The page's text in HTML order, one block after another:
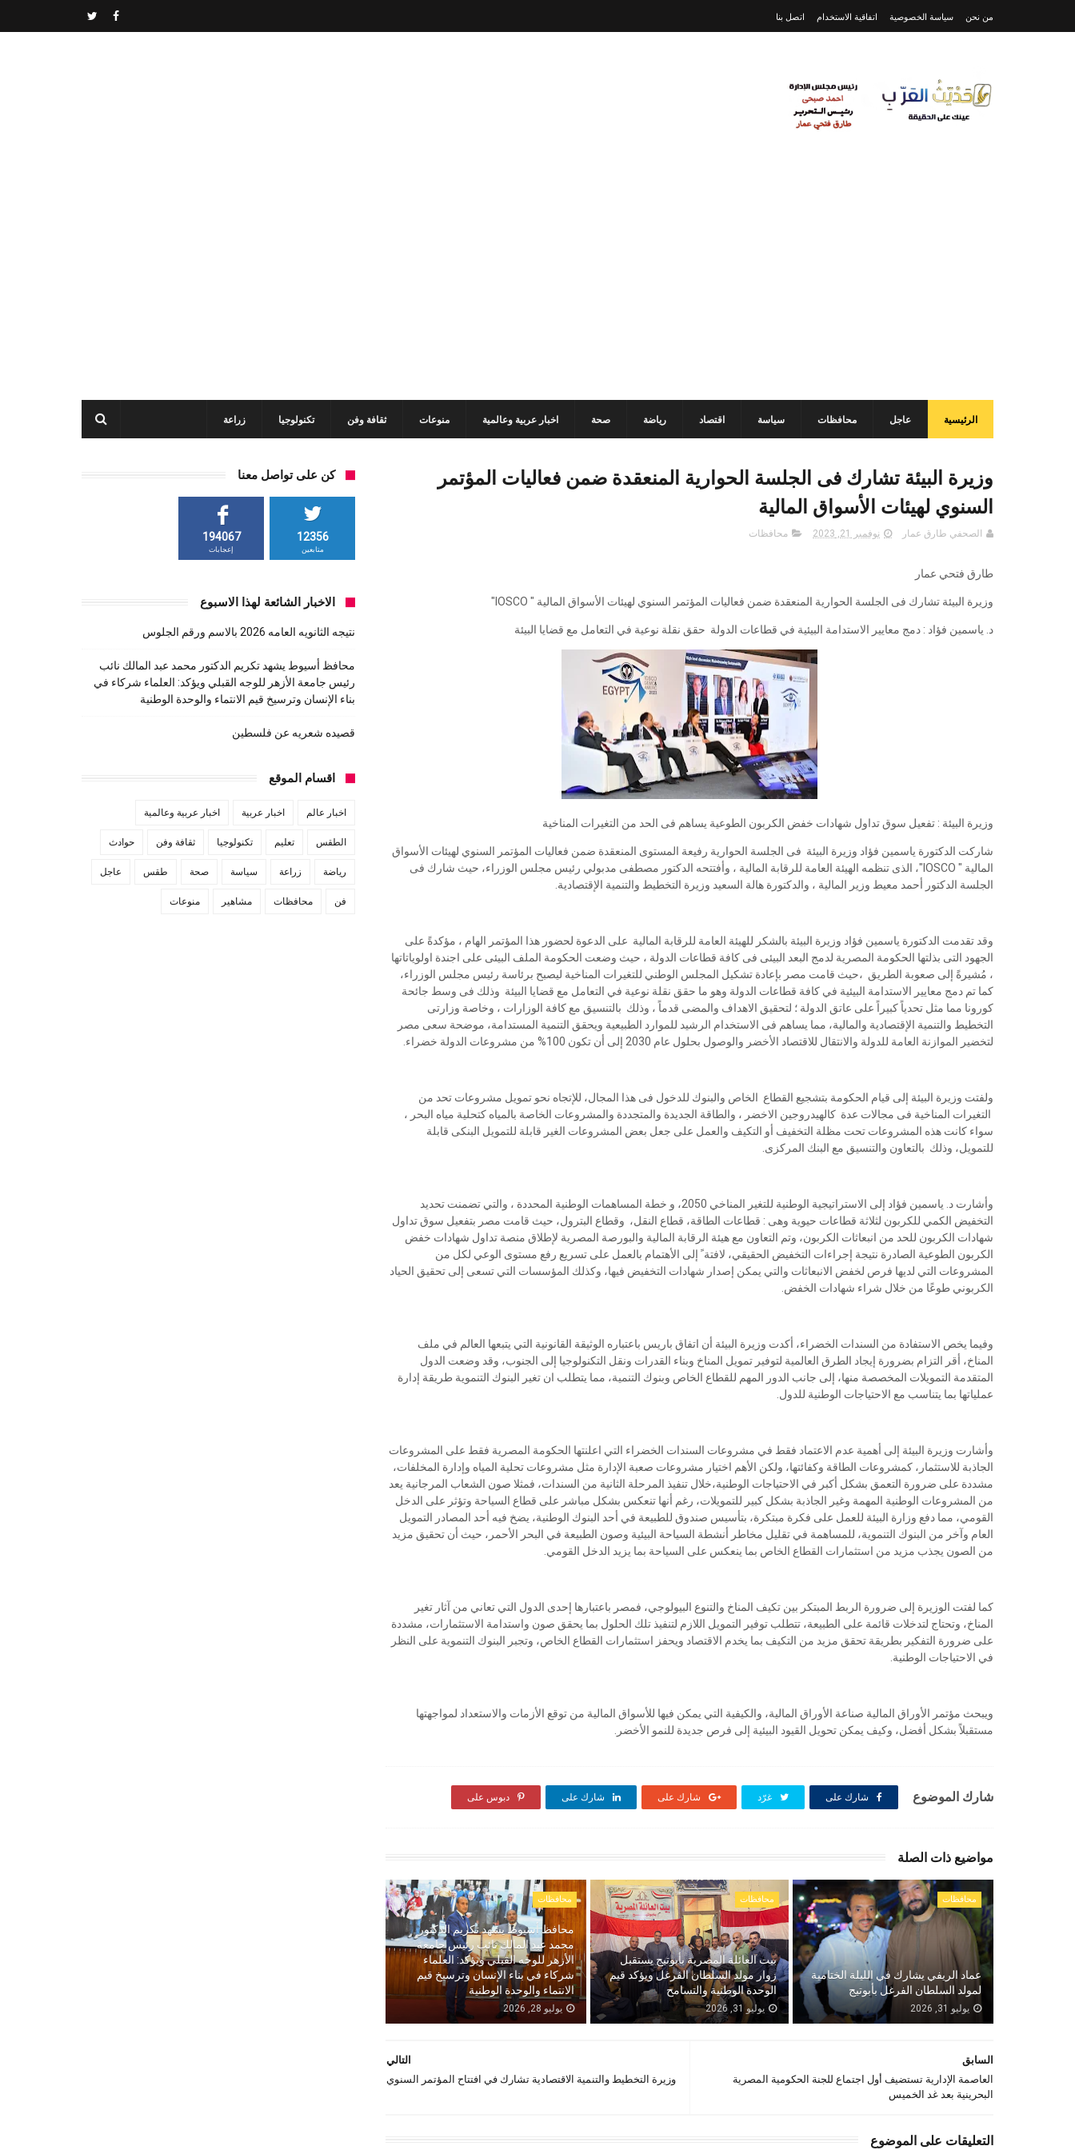
من نحن سياسة الخصوصية اتفاقية الاستخدام اتصل بنا
الرئيسية عاجل محافظات سياسة اقتصاد رياضة صحة اخبار عربية وعالمية منوعات ثقافة وفن تكنولوجيا زراعة
وزيرة البيئة تشارك فى الجلسة الحوارية المنعقدة ضمن فعاليات المؤتمر
السنوي لهيئات الأسواق المالية
الصحفي طارق عمار نوفمبر 21, 2023 محافظات
طارق فتحي عمار
وزيرة البيئة تشارك فى الجلسة الحوارية المنعقدة ضمن فعاليات المؤتمر السنوي لهيئات الأسواق المالية " IOSCO"‏
د. ياسمين فؤاد : دمج معايير الاستدامة البيئية في قطاعات الدولة حقق نقلة نوعية في التعامل مع قضايا البيئة
وزيرة البيئة : تفعيل سوق تداول شهادات خفض الكربون الطوعية يساهم فى الحد من التغيرات المناخية
شاركت الدكتورة ياسمين فؤاد وزيرة البيئة فى الجلسة الحوارية رفيعة المستوى المنعقدة ضمن فعاليات المؤتمر السنوي لهيئات الأسواق
المالية " IOSCO"‏، الذى تنظمه الهيئة العامة للرقابة المالية ، وأفتتحه الدكتور مصطفى مدبولي رئيس مجلس الوزراء، حيث شارك فى
الجلسة الدكتور أحمد معيط وزير المالية ، والدكتورة هالة السعيد وزيرة التخطيط والتنمية الإقتصادية.
وقد تقدمت الدكتورة ياسمين فؤاد وزيرة البيئة بالشكر للهيئة العامة للرقابة المالية على الدعوة لحضور هذا المؤتمر الهام ، مؤكدةً على
الجهود التى بذلتها الحكومة المصرية لدمج البعد البيئى فى كافة قطاعات الدولة ، حيث وضعت الحكومة الملف البيئى على اجندة اولوياتاتها
، مُشيرةً إلى صعوبة الطريق ،حيث قامت مصر بإعادة تشكيل المجلس الوطني للتغيرات المناخية ليصبح برئاسة رئيس مجلس الوزراء،
كما تم دمج معايير الاستدامة البيئية في كافة قطاعات الدولة وهو ما حقق نقلة نوعية في التعامل مع قضايا البيئة وذلك فى وسط جائحة
كورونا مما مثل تحدياً كبيراً على عاتق الدولة ؛ لتحقيق الاهداف والمضى قدماً ، وذلك بالتنسيق مع كافة الوزارات ، وخاصة وزارتى
التخطيط والتنمية الإقتصادية والمالية، مما يساهم فى الاستخدام الرشيد للموارد الطبيعية ويحقق التنمية المستدامة، موضحة سعى مصر
لتخضير الموازنة العامة للدولة والانتقال للاقتصاد الأخضر والوصول بحلول عام 2030 إلى أن تكون 100% من مشروعات الدولة خضراء.
ولفتت وزيرة البيئة إلى قيام الحكومة بتشجيع القطاع الخاص والبنوك للدخول فى هذا المجال، للإتجاه نحو تمويل مشروعات تحد من
التغيرات المناخية فى مجالات عدة كالهيدروجين الاخضر ، والطاقة الجديدة والمتجددة والمشروعات الخاصة بالمياه كتحلية مياه البحر ،
سواء كانت هذه المشروعات تحت مظلة التخفيف أو التكيف والعمل على جعل بعض المشروعات الغير قابلة للتمويل البنكى قابلة
للتمويل، وذلك بالتعاون والتنسيق مع البنك المركزى.
وأشارت د. ياسمين فؤاد إلى الاستراتيجية الوطنية للتغير المناخي 2050، و خطة المساهمات الوطنية المحددة ، والتي تضمنت تحديد
التخفيض الكمي للكربون لثلاثة قطاعات حيوية وهى : قطاعات الطاقة، قطاع النقل، وقطاع البترول، حيث قامت مصر بتفعيل سوق تداول
شهادات الكربون للحد من انبعاثات الكربون، وتم التعاون مع هيئة الرقابة المالية والبورصة المصرية لإطلاق منصة تداول شهادات خفض
الكربون الطوعية الصادرة نتيجة إجراءات التخفيض الحقيقي، لافتة ً إلى الأهتمام بالعمل على تسريع رفع مستوى الوعي لكل من
المشروعات التي لديها فرص لخفض الانبعاثات والتي يمكن إصدار شهادات التخفيض فيها، وكذلك المؤسسات التي تسعى إلى تحقيق الحياد
الكربوني طوعًا من خلال شراء شهادات الخفض.
وفيما يخص الاستفادة من السندات الخضراء، أكدت وزيرة البيئة أن اتفاق باريس باعتباره الوثيقة القانونية التي يتبعها العالم في ملف
المناخ، أقر التزام بضرورة إيجاد الطرق العالمية لتوفير تمويل المناخ وبناء القدرات ونقل التكنولوجيا إلى الجنوب، وقد وضعت الدول
المتقدمة التمويلات المخصصة منها، إلى جانب الدور المهم للقطاع الخاص وبنوك التنمية، مما يتطلب ان تغير البنوك التنموية طريقة إدارة
عملياتها بما يتناسب مع الاحتياجات الوطنية للدول.
وأشارت وزيرة البيئة إلى أهمية عدم الاعتماد فقط في مشروعات السندات الخضراء التي اعلنتها الحكومة المصرية فقط على المشروعات
الجاذبة للاستثمار، كمشروعات الطاقة وكفائتها، ولكن الأهم اختيار مشروعات صعبة الإدارة مثل مشروعات تحلية المياه وإدارة المخلفات،
مشددة على ضرورة التعمق بشكل أكبر في الاحتياجات الوطنية،خلال تنفيذ المرحلة الثانية من السندات، فمثلا صون الشعاب المرجانية يعد
من المشروعات الوطنية المهمة وغير الجاذبة بشكل كبير للتمويلات، رغم أنها تنعكس بشكل مباشر على قطاع السياحة وتؤثر على الدخل
القومي، مما دفع وزارة البيئة للعمل على فكرة مبتكرة، بتأسيس صندوق للطبيعة في أحد البنوك الوطنية، يضخ فيه أحد المصادر التمويل
العام وآخر من البنوك التنموية، للمساهمة في تقليل مخاطر أنشطة السياحة البيئية وصون الطبيعة في البحر الأحمر، حيث أن تحقيق مزيد
من الصون يجذب مزيد من استثمارات القطاع الخاص بما ينعكس على السياحة بما يزيد الدخل القومي.
كما لفتت الوزيرة إلى ضرورة الربط المبتكر بين تكيف المناخ والتنوع البيولوجي، فمصر باعتبارها إحدى الدول التي تعاني من آثار تغير
المناخ، وتحتاج لتدخلات قائمة على الطبيعة، تتطلب توفير التمويل اللازم لتنفيذ تلك الحلول بما يحقق صون واستدامة الاستثمارات، مشددة
على ضرورة التفكير بطريقة تحقق مزيد من التكيف بما يخدم الاقتصاد ويحفز استثمارات القطاع الخاص، وتجبر البنوك التنموية على النظر
في الاحتياجات الوطنية.
ويبحث مؤتمر الأوراق المالية صناعة الأوراق المالية، والكيفية التي يمكن فيها للأسواق المالية من توقع الأزمات والاستعداد لمواجهتها
مستقبلاً بشكل أفضل، وكيف يمكن تحويل القيود البيئية إلى فرص جديدة للنمو الأخضر.
شارك الموضوع شارك على غرّد شارك على شارك على دبوس على
مواضيع ذات الصلة
محافظات
عماد الريفي يشارك في الليلة الختامية
لمولد السلطان الفرغل بأبوتيج
يوليو 31, 2026
محافظات
بيت العائلة المصرية بأبوتيج يستقبل
زوار مولد السلطان الفرغل ويؤكد قيم
الوحدة الوطنية والتسامح
يوليو 31, 2026
محافظات
محافظ أسيوط يشهد تكريم الدكتور
محمد عبد المالك نائب رئيس جامعة
الأزهر للوجه القبلي ويؤكد: العلماء
شركاء في بناء الإنسان وترسيخ قيم
الانتماء والوحدة الوطنية
يوليو 28, 2026
التالي
وزيرة التخطيط والتنمية الاقتصادية تشارك في افتتاح المؤتمر السنوي
السابق
العاصمة الإدارية تستضيف أول اجتماع للجنة الحكومية المصرية
البحرينية بعد غد الخميس
التعليقات على الموضوع
كن على تواصل معنا
12356
متابعين
194067
إعجابات
الاخبار الشائعة لهذا الاسبوع
نتيجه الثانويه العامه 2026 بالاسم ورقم الجلوس
محافظ أسيوط يشهد تكريم الدكتور محمد عبد المالك نائب
رئيس جامعة الأزهر للوجه القبلي ويؤكد: العلماء شركاء في
بناء الإنسان وترسيخ قيم الانتماء والوحدة الوطنية
قصيده شعريه عن فلسطين
اقسام الموقع
اخبار عالم اخبار عربية اخبار عربية وعالمية
الطقس تعليم تكنولوجيا ثقافة وفن حوادث
رياضة زراعة سياسة صحة طقس عاجل
فن محافظات مشاهير منوعات